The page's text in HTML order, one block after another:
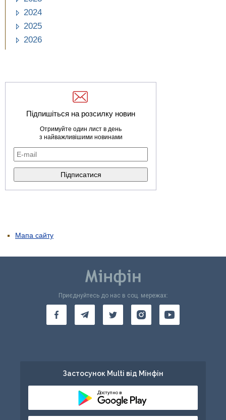
2024
2025
2026
Підпишіться на розсилку новин
Отримуйте один лист в день
з найважливішими новинами
Мапа сайту
Приєднуйтесь до нас в соц. мережах:
Застосунок Multi від Мінфін
Доступно в